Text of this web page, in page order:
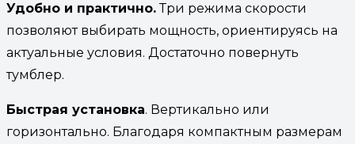
Удобно и практично.Три режима скорости
позволяют выбирать мощность, ориентируясь на
актуальные условия. Достаточно повернуть
тумблер.
Быстрая установка. Вертикально или
горизонтально. Благодаря компактным размерам